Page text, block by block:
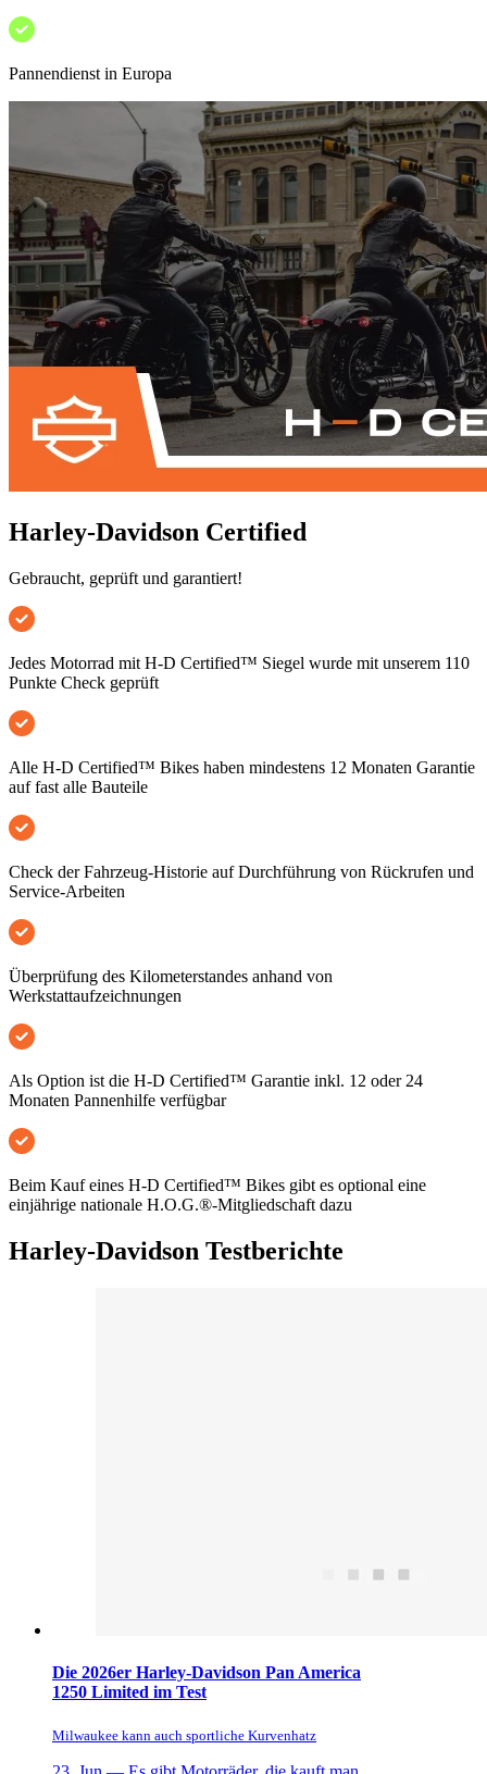
Pannendienst in Europa
Harley-Davidson Certified
Gebraucht, geprüft und garantiert!
Jedes Motorrad mit H-D Certified™ Siegel wurde mit unserem 110
Punkte Check geprüft
Alle H-D Certified™ Bikes haben mindestens 12 Monaten Garantie
auf fast alle Bauteile
Check der Fahrzeug-Historie auf Durchführung von Rückrufen und
Service-Arbeiten
Überprüfung des Kilometerstandes anhand von
Werkstattaufzeichnungen
Als Option ist die H-D Certified™ Garantie inkl. 12 oder 24
Monaten Pannenhilfe verfügbar
Beim Kauf eines H-D Certified™ Bikes gibt es optional eine
einjährige nationale H.O.G.®-Mitgliedschaft dazu
Harley-Davidson Testberichte
Die 2026er Harley-Davidson Pan America
1250 Limited im Test
Milwaukee kann auch sportliche Kurvenhatz